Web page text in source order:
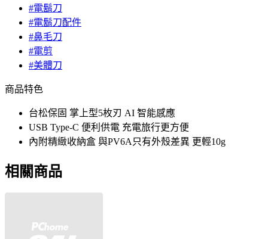
#電鬍刀
#電鬍刀配件
#鼻毛刀
#電剪
#美體刀
商品特色
台松保固 掌上型5枚刃 AI 智能感應
USB Type-C 便利供電 充電旅行更方便
內附精緻收納盒 與PV6A只有外殼差異 更輕10g
相關商品